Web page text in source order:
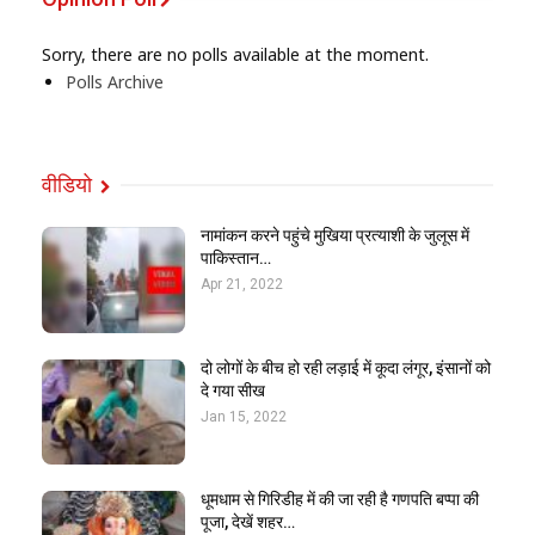
Sorry, there are no polls available at the moment.
Polls Archive
वीडियो
नामांकन करने पहुंचे मुखिया प्रत्याशी के जुलूस में
पाकिस्तान…
Apr 21, 2022
दो लोगों के बीच हो रही लड़ाई में कूदा लंगूर, इंसानों को
दे गया सीख
Jan 15, 2022
धूमधाम से गिरिडीह में की जा रही है गणपति बप्पा की
पूजा, देखें शहर…